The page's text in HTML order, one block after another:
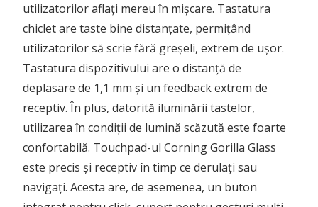
utilizatorilor aflați mereu în mișcare. Tastatura
chiclet are taste bine distanțate, permițând
utilizatorilor să scrie fără greșeli, extrem de ușor.
Tastatura dispozitivului are o distanță de
deplasare de 1,1 mm și un feedback extrem de
receptiv. În plus, datorită iluminării tastelor,
utilizarea în condiții de lumină scăzută este foarte
confortabilă. Touchpad-ul Corning Gorilla Glass
este precis și receptiv în timp ce derulați sau
navigați. Acesta are, de asemenea, un buton